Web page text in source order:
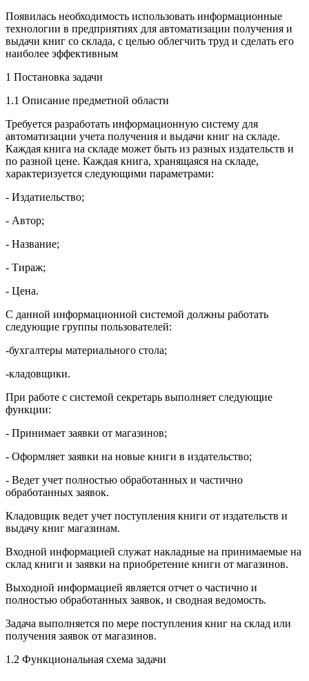
Появилась необходимость использовать информационные
технологии в предприятиях для автоматизации получения и
выдачи книг со склада, с целью облегчить труд и сделать его
наиболее эффективным
1 Постановка задачи
1.1 Описание предметной области
Требуется разработать информационную систему для
автоматизации учета получения и выдачи книг на складе.
Каждая книга на складе может быть из разных издательств и
по разной цене. Каждая книга, хранящаяся на складе,
характеризуется следующими параметрами:
- Издатиельство;
- Автор;
- Название;
- Тираж;
- Цена.
С данной информационной системой должны работать
следующие группы пользователей:
-бухгалтеры материального стола;
-кладовщики.
При работе с системой секретарь выполняет следующие
функции:
- Принимает заявки от магазинов;
- Оформляет заявки на новые книги в издательство;
- Ведет учет полностью обработанных и частично
обработанных заявок.
Кладовщик ведет учет поступления книги от издательств и
выдачу книг магазинам.
Входной информацией служат накладные на принимаемые на
склад книги и заявки на приобретение книги от магазинов.
Выходной информацией является отчет о частично и
полностью обработанных заявок, и сводная ведомость.
Задача выполняется по мере поступления книг на склад или
получения заявок от магазинов.
1.2 Функциональная схема задачи